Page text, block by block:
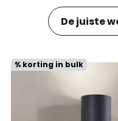
De juiste
% korting in bulk